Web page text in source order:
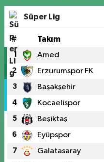
Süper Lig
# Takım
1 Amed
2 Erzurumspor FK
3 Başakşehir
4 Kocaelispor
5 Beşiktaş
6 Eyüpspor
7 Galatasaray